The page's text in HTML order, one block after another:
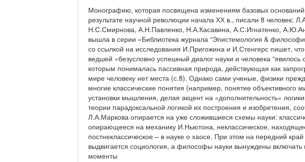
Монографию, которая посвящена изменениям базовых
результате научной революции начала ХХ в., писали 8 человек:
Н.С.Смирнова, А.Н.Павленко, Н.А.Касавина, А.С.Игнатенко,
вышла в серии «Библиотека журнала “Эпистемология &
со ссылкой на исследования И.Пригожина и И.Стенгерс пишет, что
ведшей «безусловно успешный диалог науки и человека “явилось
которым понималась пассивная природа, действующая как
мире человеку нет места (с.8). Однако сами ученые, физики
многие классические понятия (например, понятие объективного
установки мышления, делая акцент на «дополнительность»
теории парадоксальной логикой их построения и изобретения,
Л.А.Маркова опирается на уже сложившиеся схемы науки:
опирающееся на механику И.Ньютона, неклассическое,
постнеклассическое – в науке о хаосе. При этом на передний
выдвигается социология, а философы науки вынуждены
моменты